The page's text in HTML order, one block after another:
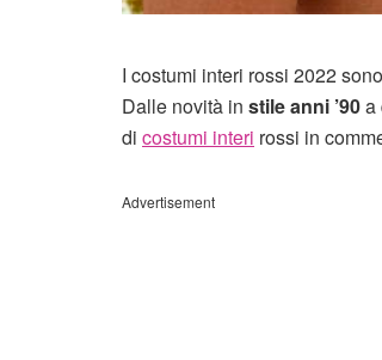
I costumi interi rossi 2022
Dalle novità in stile anni ’90a
di costumi interi rossi in
Advertisement